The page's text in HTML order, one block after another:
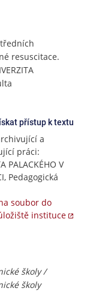
resuscitace.
přístup k textu
a
práci:
PALACKÉHO V
Pedagogická
soubor do
instituce
školy /
školy